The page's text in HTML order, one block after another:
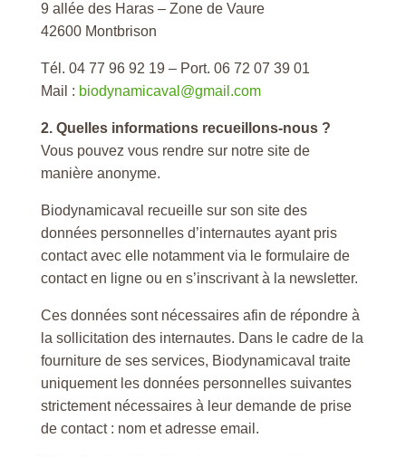
9 allée des Haras – Zone de Vaure
42600 Montbrison
Tél. 04 77 96 92 19 – Port. 06 72 07 39 01
Mail : biodynamicaval@gmail.com
2. Quelles informations recueillons-nous ?
Vous pouvez vous rendre sur notre site de
manière anonyme.
Biodynamicaval recueille sur son site des
données personnelles d’internautes ayant pris
contact avec elle notamment via le formulaire de
contact en ligne ou en s’inscrivant à la newsletter.
Ces données sont nécessaires afin de répondre à
la sollicitation des internautes. Dans le cadre de la
fourniture de ses services, Biodynamicaval traite
uniquement les données personnelles suivantes
strictement nécessaires à leur demande de prise
de contact : nom et adresse email.